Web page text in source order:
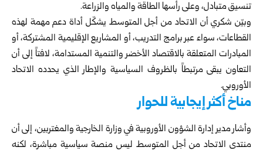
تنسيق متبادل، وعلى رأسها الطاقة والمياه والزراعة.
وبيّن شكري أن الاتحاد من أجل المتوسط يشكّل أداة دعم مهمة لهذه
القطاعات، سواء عبر برامج التدريب، أو المشاريع الإقليمية المشتركة، أو
المبادرات المتعلقة بالاقتصاد الأخضر والتنمية المستدامة، لافتاً إلى أن
التعاون يبقى مرتبطاً بالظروف السياسية والإطار الذي يحدده الاتحاد
الأوروبي.
مناخ أكثر إيجابية للحوار
وأشار مدير إدارة الشؤون الأوروبية في وزارة الخارجية والمغتربين، إلى أن
منتدى الاتحاد من أجل المتوسط ليس منصة سياسية مباشرة، لكنه